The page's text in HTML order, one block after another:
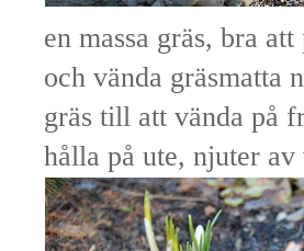
en massa gräs, bra
och vända gräsmatta
gräs till att vända på
hålla på ute, njuter